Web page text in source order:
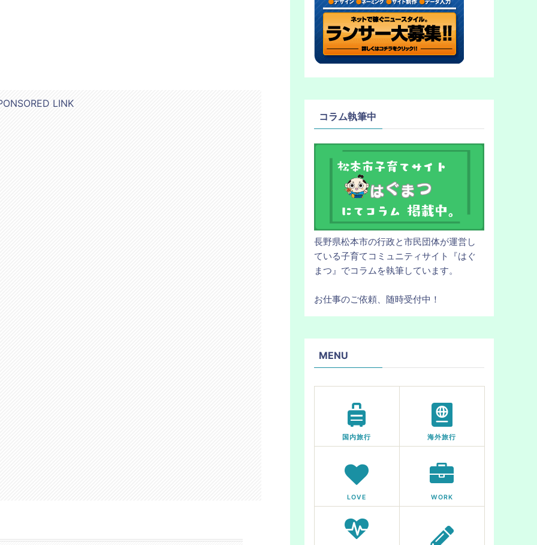
LINK
コラム執筆中
長野県松本市の行政と市民団体が運営し
ている子育てコミュニティサイト『はぐ
まつ』でコラムを執筆しています。
お仕事のご依頼、随時受付中！
MENU
国内旅行 海外旅行
LOVE WORK